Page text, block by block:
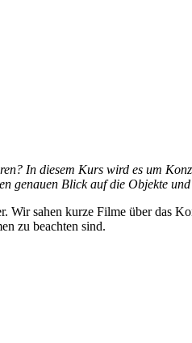
In diesem Kurs wird es um
genauen Blick auf die Objekte
sahen kurze Filme über das
zu beachten sind.